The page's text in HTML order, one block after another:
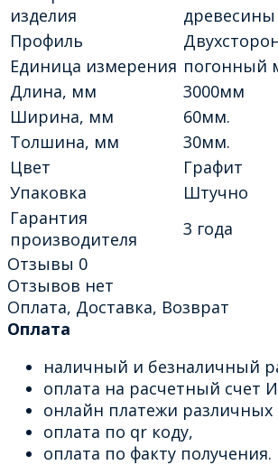
изделия
древесины
Профиль
Единица измерения погонный
Длина, мм
3000мм
Ширина, мм
60мм.
Толшина, мм
30мм.
Цвет
Графит
Упаковка
Штучно
Гарантия
производителя
3 года
Отзывы 0
Отзывов нет
Оплата, Доставка, Возврат
Оплата
наличный и безналичный
оплата на расчетный счет
онлайн платежи различных
оплата по qr коду,
оплата по факту получения.